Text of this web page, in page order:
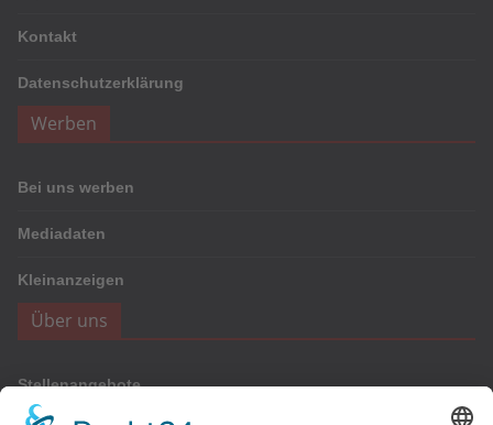
Kontakt
Datenschutzerklärung
Werben
Bei uns werben
Mediadaten
Kleinanzeigen
Über uns
Stellenangebote